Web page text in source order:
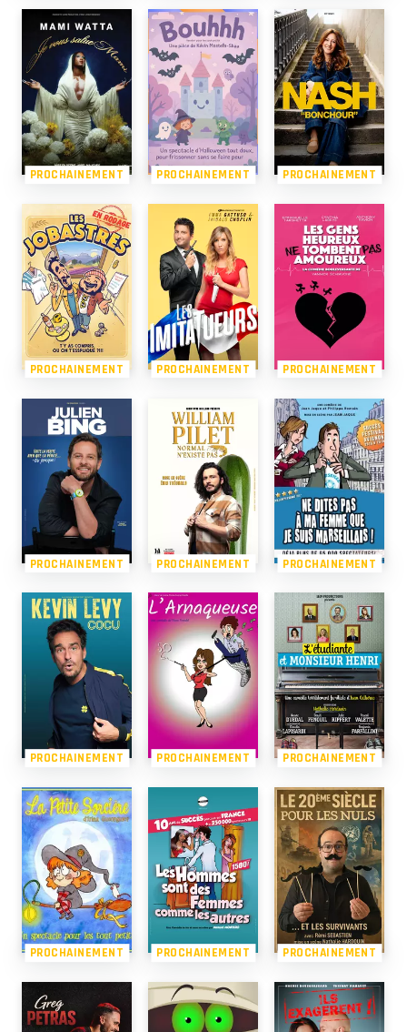
PROCHAINEMENT PROCHAINEMENT PROCHAINEMENT
PROCHAINEMENT PROCHAINEMENT PROCHAINEMENT
PROCHAINEMENT PROCHAINEMENT PROCHAINEMENT
PROCHAINEMENT PROCHAINEMENT PROCHAINEMENT
PROCHAINEMENT PROCHAINEMENT PROCHAINEMENT